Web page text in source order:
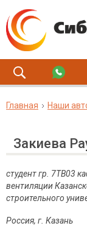
Главная Наши
Закиева
студент гр. 7ТВ03
вентиляции
строительного
Россия, г. Казань